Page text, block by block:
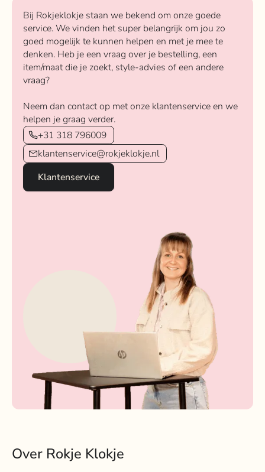
Bij Rokjeklokje staan we bekend om onze goede
service. We vinden het super belangrijk om jou zo
goed mogelijk te kunnen helpen en met je mee te
denken. Heb je een vraag over je bestelling, een
item/maat die je zoekt, style-advies of een andere
vraag?
Neem dan contact op met onze klantenservice en we
helpen je graag verder.
+31 318 796009
klantenservice@rokjeklokje.nl
Klantenservice
Over Rokje Klokje